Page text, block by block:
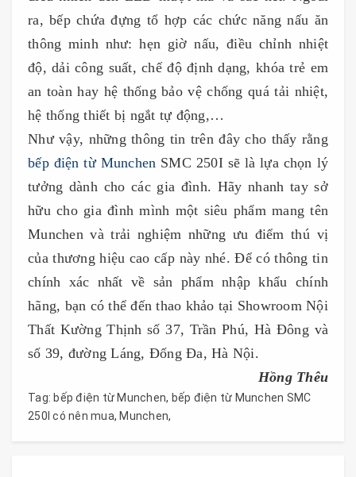
ra, bếp chứa đựng tổ hợp các chức năng nấu ăn
thông minh như: hẹn giờ nấu, điều chỉnh nhiệt
độ, dải công suất, chế độ định dạng, khóa trẻ em
an toàn hay hệ thống bảo vệ chống quá tải nhiệt,
hệ thống thiết bị ngắt tự động,…
Như vậy, những thông tin trên đây cho thấy rằng
bếp điện từ Munchen SMC 250I sẽ là lựa chọn lý
tưởng dành cho các gia đình. Hãy nhanh tay sở
hữu cho gia đình mình một siêu phẩm mang tên
Munchen và trải nghiệm những ưu điểm thú vị
của thương hiệu cao cấp này nhé. Để có thông tin
chính xác nhất về sản phẩm nhập khẩu chính
hãng, bạn có thể đến thao khảo tại Showroom Nội
Thất Kường Thịnh số 37, Trần Phú, Hà Đông và
số 39, đường Láng, Đống Đa, Hà Nội.
Hồng Thêu
Tag: bếp điện từ Munchen, bếp điện từ Munchen SMC
250I có nên mua,Munchen,